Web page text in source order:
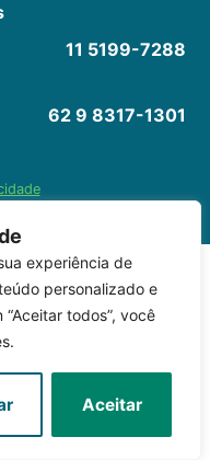
experiência de
personalizado e
todos”, você
Aceitar
11 5199-7288
62 9 8317-1301